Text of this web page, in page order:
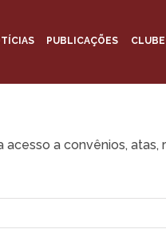
PUBLICAÇÕES
acesso a convênios,